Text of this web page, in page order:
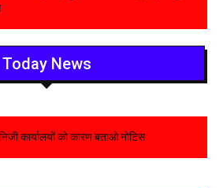
Today News
कार्यालयों को कारण बताओ नोटिस